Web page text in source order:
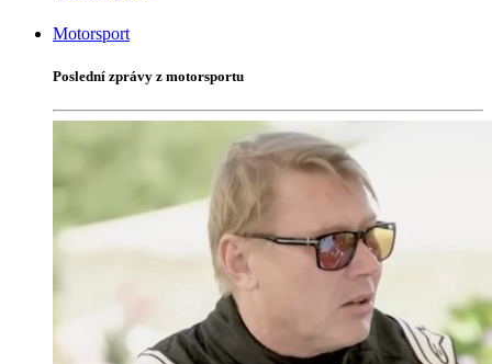
Motorsport
Poslední zprávy z motorsportu